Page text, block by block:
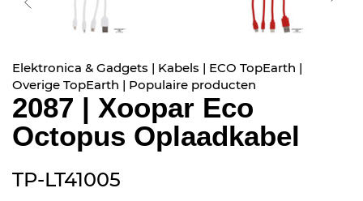
Elektronica & Gadgets | Kabels | ECO TopEarth |
Overige TopEarth | Populaire producten
2087 | Xoopar Eco
Octopus Oplaadkabel
TP-LT41005